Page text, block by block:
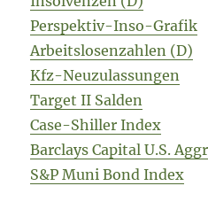
Perspektiv-Inso-Grafik
Arbeitslosenzahlen (D)
Kfz-Neuzulassungen
Target II Salden
Case-Shiller Index
Barclays Capital U.S.
S&P Muni Bond Index